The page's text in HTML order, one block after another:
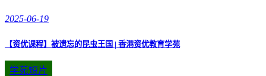
2025-06-19
【资优课程】被遗忘的昆虫王国 | 香港资优教育学苑
学苑短片